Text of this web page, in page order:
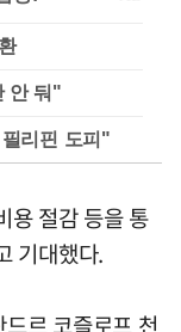
안 둬"
리핀 도피"
용 절감 등을 통
기대했다.
르 코즐로프 천